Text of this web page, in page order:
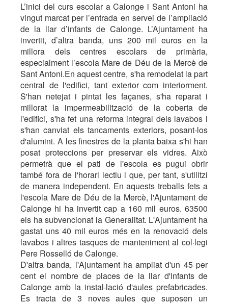
L’inici del curs escolar a Calonge i Sant Antoni ha
vingut marcat per l’entrada en servei de l’ampliació
de la llar d’infants de Calonge. L’Ajuntament ha
invertit, d’altra banda, uns 200 mil euros en la
millora dels centres escolars de primària,
especialment l’escola Mare de Déu de la Mercè de
Sant Antoni.En aquest centre, s'ha remodelat la part
central de l'edifici, tant exterior com interiorment.
S'han netejat i pintat les façanes, s'ha reparat i
millorat la impermeabilització de la coberta de
l'edifici, s'ha fet una reforma integral dels lavabos i
s'han canviat els tancaments exteriors, posant-los
d'alumini. A les finestres de la planta baixa s'hi han
posat proteccions per preservar els vidres. Això
permetrà que el pati de l'escola es pugui obrir
també fora de l'horari lectiu i que, per tant, s'utilitzi
de manera independent. En aquests treballs fets a
l'escola Mare de Déu de la Mercè, l'Ajuntament de
Calonge hi ha invertit cap a 160 mil euros. 63500
els ha subvencionat la Generalitat. L'Ajuntament ha
gastat uns 40 mil euros més en la renovació dels
lavabos i altres tasques de manteniment al col·legi
Pere Rosselló de Calonge.
D'altra banda, l'Ajuntament ha ampliat d'un 45 per
cent el nombre de places de la llar d'infants de
Calonge amb la instal·lació d'aules prefabricades.
Es tracta de 3 noves aules que suposen un